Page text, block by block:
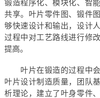
锻造程序化、模块化、智
共享。叶片零件图、锻件
够快速设计和输出，设计
过程中对工艺路线进行修
提高。
叶片在锻造的过程中会
叶片设计制造质量，团队
析理论，建立了叶身零件